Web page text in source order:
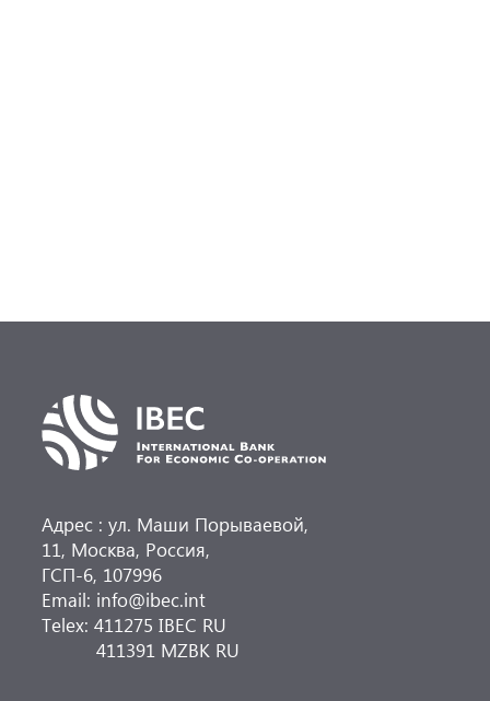
Адрес : ул. Маши Порываевой,
11, Москва, Россия,
ГСП-6, 107996
Email: info@ibec.int
Telex: 411275 IBEC RU
411391 MZBK RU